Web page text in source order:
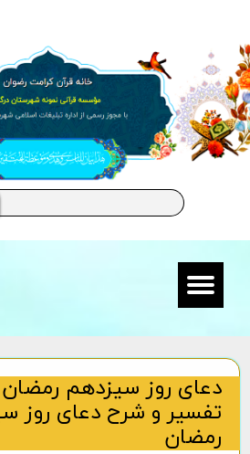
حساب کاربری من
تغییر گذر واژه
سفارشات
خروج از حساب کاربری
دعای روز سیزدهم رمضان
تفسیر و شرح دعای روز
رمضان